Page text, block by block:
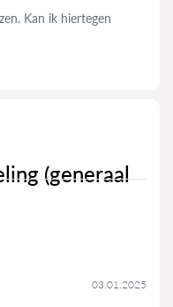
Kan ik hiertegen
(generaal
03.01.2025